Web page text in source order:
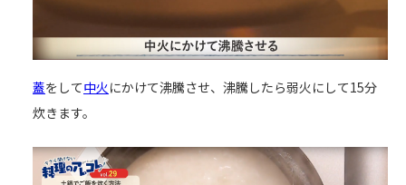
蓋をして中火にかけて沸騰させ、沸騰したら弱火にして15分
炊きます。